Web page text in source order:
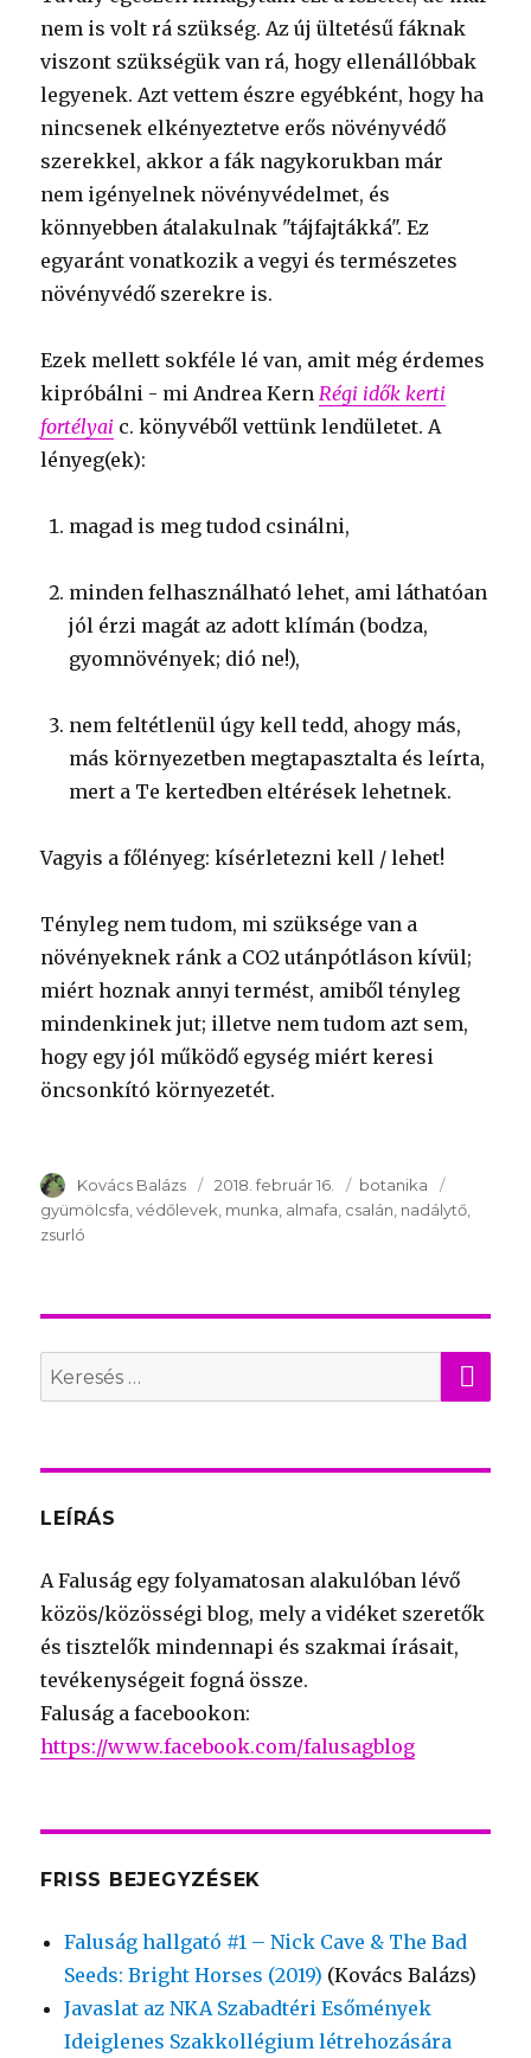
nem is volt rá szükség. Az új ültetésű fáknak
viszont szükségük van rá, hogy ellenállóbbak
legyenek. Azt vettem észre egyébként, hogy ha
nincsenek elkényeztetve erős növényvédő
szerekkel, akkor a fák nagykorukban már
nem igényelnek növényvédelmet, és
könnyebben átalakulnak "tájfajtákká". Ez
egyaránt vonatkozik a vegyi és természetes
növényvédő szerekre is.
Ezek mellett sokféle lé van, amit még érdemes
kipróbálni - mi Andrea Kern Régi idők kerti
fortélyai c. könyvéből vettünk lendületet. A
lényeg(ek):
magad is meg tudod csinálni,
minden felhasználható lehet, ami láthatóan
jól érzi magát az adott klímán (bodza,
gyomnövények; dió ne!),
nem feltétlenül úgy kell tedd, ahogy más,
más környezetben megtapasztalta és leírta,
mert a Te kertedben eltérések lehetnek.
Vagyis a főlényeg: kísérletezni kell / lehet!
Tényleg nem tudom, mi szüksége van a
növényeknek ránk a CO2 utánpótláson kívül;
miért hoznak annyi termést, amiből tényleg
mindenkinek jut; illetve nem tudom azt sem,
hogy egy jól működő egység miért keresi
öncsonkító környezetét.
Szerző
Kovács Balázs Publikálva
2018. február 16. Témakör
botanika
gyümölcsfa védőlevek munka almafa csalán nadálytő
zsurló
Search
for:
LEÍRÁS
A Faluság egy folyamatosan alakulóban lévő
közös/közösségi blog, mely a vidéket szeretők
és tisztelők mindennapi és szakmai írásait,
tevékenységeit fogná össze.
Faluság a facebookon:
https://www.facebook.com/falusagblog
FRISS BEJEGYZÉSEK
Faluság hallgató #1 – Nick Cave & The Bad
Seeds: Bright Horses (2019) (Kovács Balázs)
Javaslat az NKA Szabadtéri Esőmények
Ideiglenes Szakkollégium létrehozására